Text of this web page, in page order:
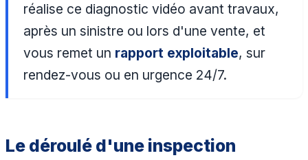
réalise ce diagnostic vidéo avant travaux,
après un sinistre ou lors d'une vente, et
vous remet un rapport exploitable, sur
rendez-vous ou en urgence 24/7.
Le déroulé d'une inspection